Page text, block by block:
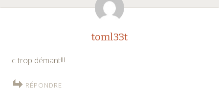
toml33t
c trop démant!!!
RÉPONDRE